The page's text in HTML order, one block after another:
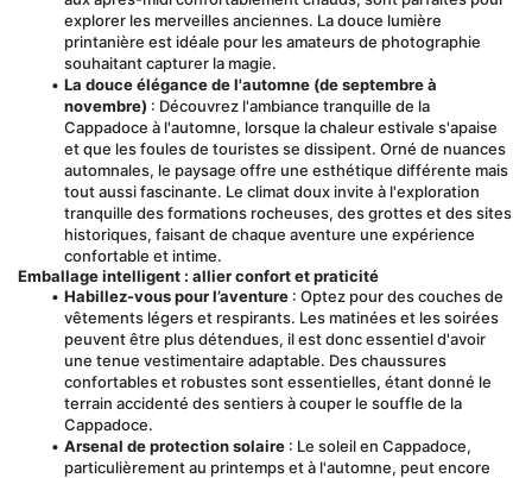
explorer les merveilles anciennes. La douce lumière
printanière est idéale pour les amateurs de photographie
souhaitant capturer la magie.
La douce élégance de l'automne (de septembre à
novembre) : Découvrez l'ambiance tranquille de la
Cappadoce à l'automne, lorsque la chaleur estivale s'apaise
et que les foules de touristes se dissipent. Orné de nuances
automnales, le paysage offre une esthétique différente mais
tout aussi fascinante. Le climat doux invite à l'exploration
tranquille des formations rocheuses, des grottes et des sites
historiques, faisant de chaque aventure une expérience
confortable et intime.
Emballage intelligent : allier confort et praticité
Habillez-vous pour l’aventure : Optez pour des couches de
vêtements légers et respirants. Les matinées et les soirées
peuvent être plus détendues, il est donc essentiel d'avoir
une tenue vestimentaire adaptable. Des chaussures
confortables et robustes sont essentielles, étant donné le
terrain accidenté des sentiers à couper le souffle de la
Cappadoce.
Arsenal de protection solaire : Le soleil en Cappadoce,
particulièrement au printemps et à l'automne, peut encore